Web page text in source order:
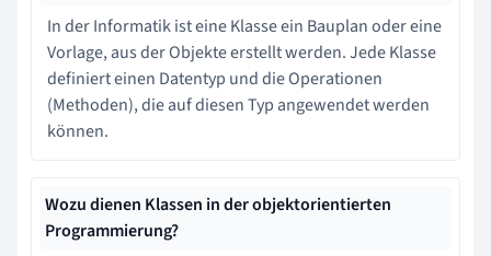
In der Informatik ist eine Klasse ein Bauplan oder eine
Vorlage, aus der Objekte erstellt werden. Jede Klasse
definiert einen Datentyp und die Operationen
(Methoden), die auf diesen Typ angewendet werden
können.
Wozu dienen Klassen in der objektorientierten
Programmierung?